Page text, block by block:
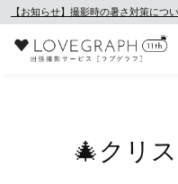
【お知らせ】撮影時の暑さ対策につ
🎄クリ